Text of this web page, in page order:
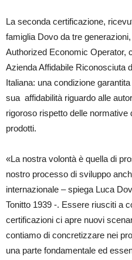
La seconda certificazione,
famiglia Dovo da tre
Authorized Economic Operator,
Azienda Affidabile Riconosciuta
Italiana: una condizione
sua affidabilità riguardo alle
rigoroso rispetto delle
prodotti.
«La nostra volontà è quella di
nostro processo di sviluppo
internazionale – spiega Luca
Tonitto 1939 -. Essere riusciti a
certificazioni ci apre nuovi
contiamo di concretizzare nei
una parte fondamentale ed